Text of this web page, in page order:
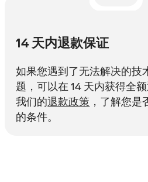
14 天内退款保证
如果您遇到了无法解决的技
题，可以在 14 天内获得全
我们的退款政策 ，了解您
的条件。